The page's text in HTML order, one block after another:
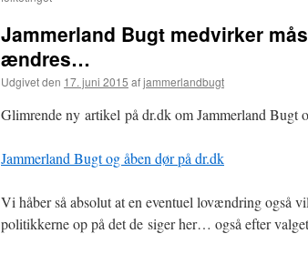
Jammerland Bugt medvirker
ændres…
Udgivet den 17. juni 2015 afjammerlandbugt
Glimrende ny artikel på dr.dk om Jammerland Bugt
Jammerland Bugt og åben dør på dr.dk
Vi håber så absolut at en eventuel lovændring også
politikkerne op på det de siger her… også efter